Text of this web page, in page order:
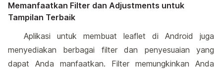
Memanfaatkan Filter dan Adjustments untuk
Tampilan Terbaik
Aplikasi untuk membuat leaflet di Android juga
menyediakan berbagai filter dan penyesuaian yang
dapat Anda manfaatkan. Filter memungkinkan Anda